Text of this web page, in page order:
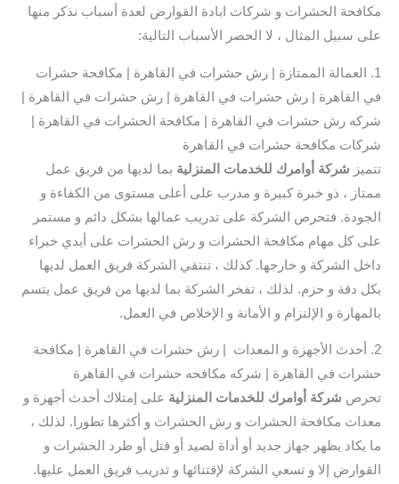
مكافحة الحشرات و شركات ابادة القوارض لعدة أسباب نذكر منها
على سبيل المثال ، لا الحصر الأسباب التالية:
1. العمالة الممتازة | رش حشرات في القاهرة | مكافحة حشرات
في القاهرة | رش حشرات في القاهرة | رش حشرات في القاهرة |
شركه رش حشرات في القاهرة | مكافحة الحشرات في القاهرة |
شركات مكافحة حشرات في القاهرة
تتميز شركة أوامرك للخدمات المنزلية بما لديها من فريق عمل
ممتاز ، ذو خبرة كبيرة و مدرب على أعلى مستوى من الكفاءة و
الجودة. فتحرص الشركة على تدريب عمالها بشكل دائم و مستمر
على كل مهام مكافحة الحشرات و رش الحشرات على أيدي خبراء
داخل الشركة و خارجها. كذلك ، تنتقي الشركة فريق العمل لديها
بكل دقة و حزم. لذلك ، تفخر الشركة بما لديها من فريق عمل يتسم
بالمهارة و الإلتزام و الأمانة و الإخلاص في العمل.
2. أحدث الأجهزة و المعدات | رش حشرات في القاهرة | مكافحة
حشرات في القاهرة | شركه مكافحه حشرات في القاهرة
تحرص شركة أوامرك للخدمات المنزلية على إمتلاك أحدث أجهزة و
معدات مكافحة الحشرات و رش الحشرات و أكثرها تطورا. لذلك ،
ما يكاد يظهر جهاز جديد أو أداة لصيد أو قتل أو طرد الحشرات و
القوارض إلا و تسعي الشركة لإقتنائها و تدريب فريق العمل عليها.